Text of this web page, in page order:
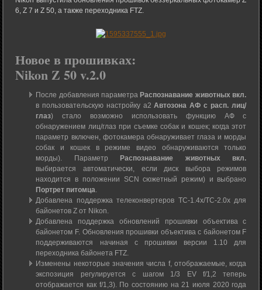
6, Z 7 и Z 50, а также переходника FTZ.
Новое в прошивках:
Nikon Z 50 v.2.0
После добавления параметра Распознавание животных вкл.
в пользовательскую настройку a2Автозона АФ с расп. лиц/
глаз) стало возможно использовать функцию АФ с
обнаружением лиц/глаз при съемке собак и кошек; когда этот
параметр включен, фотокамера обнаруживает глаза и морды
собак и кошек в режиме видео обнаруживаются только
морды). Параметр
Распознавание животных вкл.
выбирается автоматически, если диск выбора режимов
находится в положении SCN сюжетный режим) и выбрано
Портрет питомца.
Добавлена поддержка телеконвертеров TC-1.4x/TC-2.0x для
байонетов Z от Nikon.
Добавлена поддержка обновлений прошивки объектива с
байонетом F. Обновления прошивки объектива с байонетом F
поддерживаются начиная с прошивки версии 1.10 для
переходника байонета FTZ.
Изменены некоторые значения числа f, отображаемые, когда
экспозиция регулируется с шагом 1/3 EV f/1,2 теперь
отображается как f/1,3). По состоянию на 21 июля 2020 года